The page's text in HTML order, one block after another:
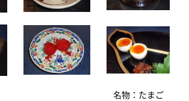
名物：たまご